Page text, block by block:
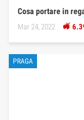
Cosa portare in
Mar 24, 2022
PRAGA